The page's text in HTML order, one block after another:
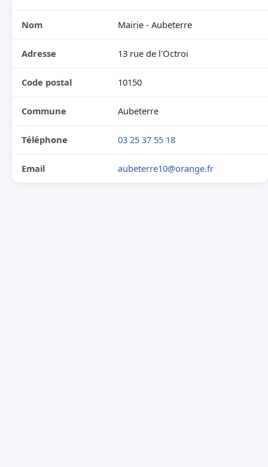
Nom Mairie - Aubeterre
Adresse 13 rue de l'Octroi
Code postal 10150
Commune Aubeterre
Téléphone 03 25 37 55 18
Email aubeterre10@orange.fr